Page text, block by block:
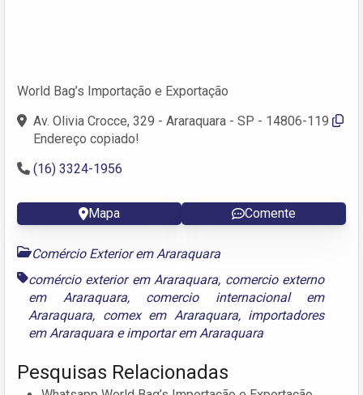
World Bag’s Importação e Exportação
Av. Olivia Crocce, 329 - Araraquara - SP - 14806-119
Endereço copiado!
(16) 3324-1956
Mapa Comente
Comércio Exterior em Araraquara
comércio exterior em Araraquara, comercio externo
em Araraquara, comercio internacional em
Araraquara, comex em Araraquara, importadores
em Araraquara eimportar em Araraquara
Pesquisas Relacionadas